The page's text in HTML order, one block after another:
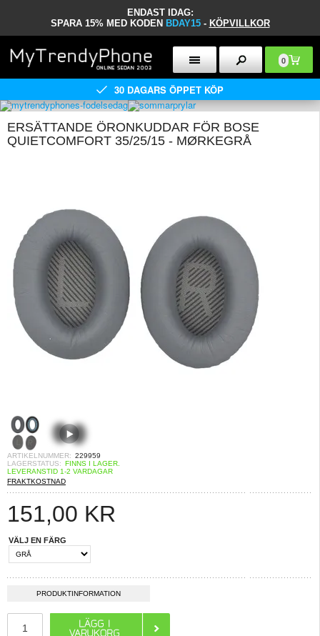
ENDAST IDAG:
SPARA 15% MED KODEN BDAY15 - KÖPVILLKOR
0
30 DAGARS ÖPPET KÖP
ERSÄTTANDE ÖRONKUDDAR FÖR BOSE
QUIETCOMFORT 35/25/15 - MØRKEGRÅ
ARTIKELNUMMER: 229959
LAGERSTATUS: FINNS I LAGER.
LEVERANSTID 1-2 VARDAGAR
FRAKTKOSTNAD
151,00 KR
VÄLJ EN FÄRG
PRODUKTINFORMATION